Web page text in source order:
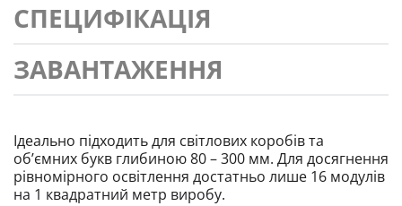
СПЕЦИФІКАЦІЯ
ЗАВАНТАЖЕННЯ
Ідеально підходить для світлових коробів та
об’ємних букв глибиною 80 – 300 мм. Для досягнення
рівномірного освітлення достатньо лише 16 модулів
на 1 квадратний метр виробу.